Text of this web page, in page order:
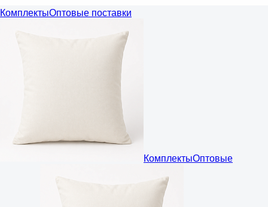
КомплектыОптовые поставки
КомплектыОптовые